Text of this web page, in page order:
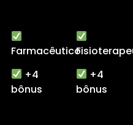
Farmacêutico
+4
bônus
+4
bônus